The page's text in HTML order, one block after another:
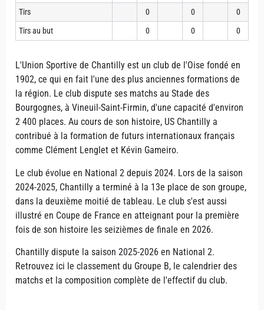
Tirs
0 0
0
Tirs au but
0 0 0
L'Union Sportive de Chantilly est un club de l'Oise fondé en
1902, ce qui en fait l'une des plus anciennes formations de
la région. Le club dispute ses matchs au Stade des
Bourgognes, à Vineuil-Saint-Firmin, d'une capacité d'environ
2 400 places. Au cours de son histoire, US Chantilly a
contribué à la formation de futurs internationaux français
comme Clément Lenglet et Kévin Gameiro.
Le club évolue en National 2 depuis 2024. Lors de la saison
2024-2025, Chantilly a terminé à la 13e place de son groupe,
dans la deuxième moitié de tableau. Le club s'est aussi
illustré en Coupe de France en atteignant pour la première
fois de son histoire les seizièmes de finale en 2026.
Chantilly dispute la saison 2025-2026 en National 2.
Retrouvez ici le classement du Groupe B, le calendrier des
matchs et la composition complète de l'effectif du club.